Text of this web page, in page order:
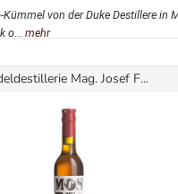
Kümmel von der Duke Destillere in
o... mehr
Mag. Josef F...